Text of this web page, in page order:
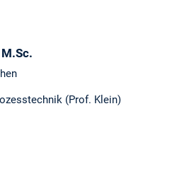
M.Sc.
(Prof. Klein)